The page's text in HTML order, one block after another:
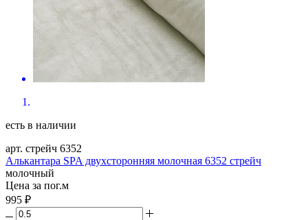
есть в наличии
арт. стрейч 6352
Алькантара SPA двухсторонняя молочная 6352 стрейч
молочный
Цена за пог.м
995 ₽